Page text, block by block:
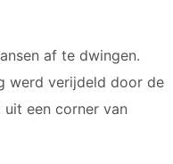
af te dwingen.
werd verijdeld door de
een corner van